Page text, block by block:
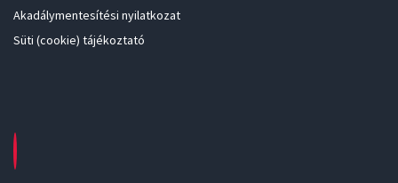
Akadálymentesítési nyilatkozat
Süti (cookie) tájékoztató